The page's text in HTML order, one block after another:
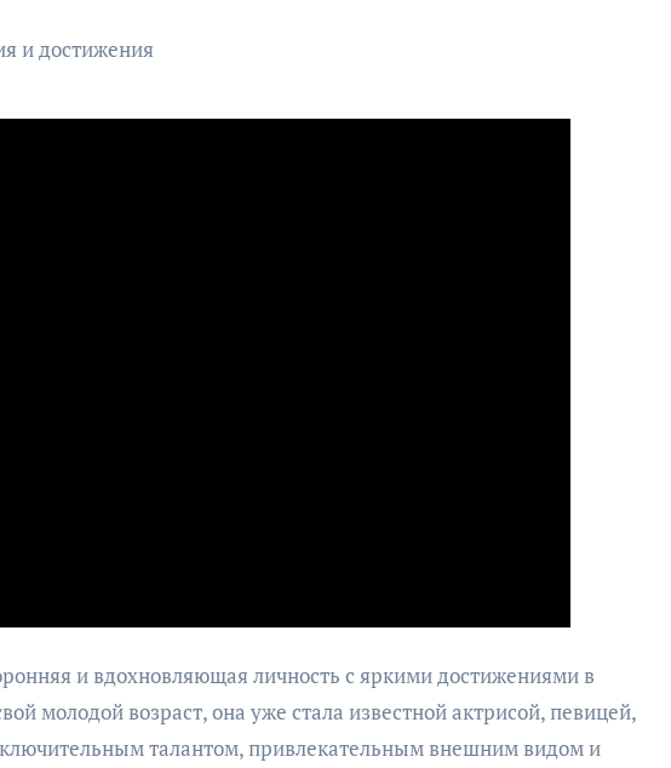
и вдохновляющая личность с яркими достижениями в
молодой возраст, она уже стала известной актрисой, певицей,
талантом, привлекательным внешним видом и